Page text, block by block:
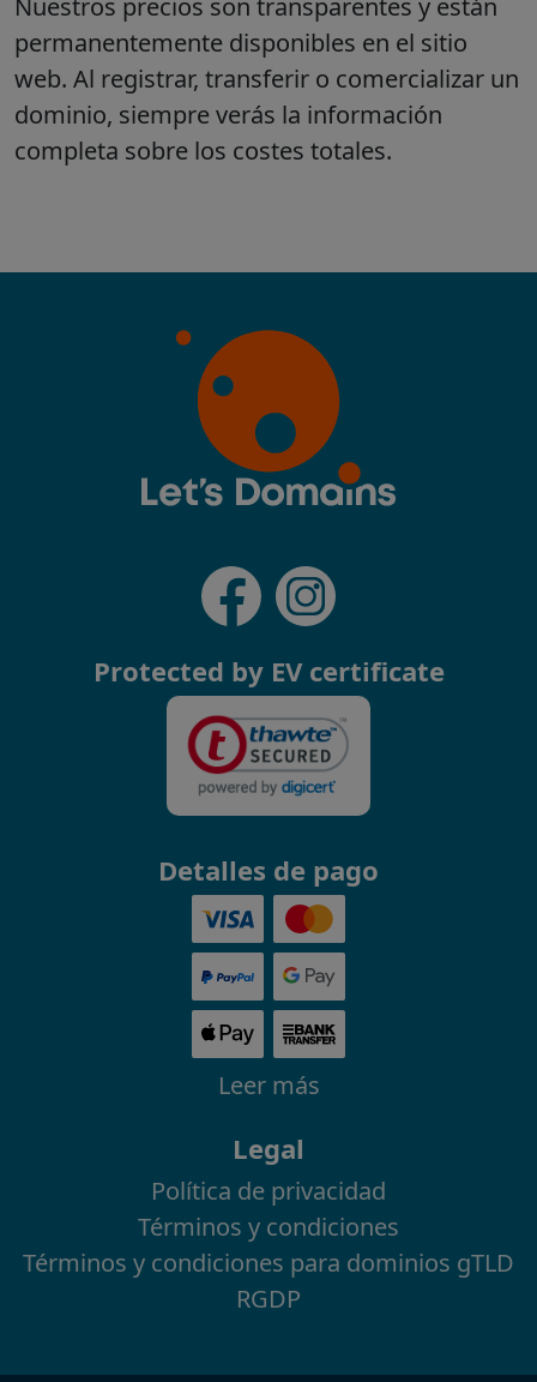
Protected by EV certificate
Detalles de pago
Leer más
Legal
Política de privacidad
Términos y condiciones
Términos y condiciones para dominios gTLD
RGDP